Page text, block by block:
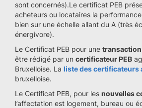
sont concernés).Le certificat PEB
acheteurs ou locataires la
bien sur une échelle allant du A (très
énergivore).
Le Certificat PEB pour une
être rédigé par un certificateur PEB
Bruxelloise. La liste des certificateurs
bruxelloise.
Le Certificat PEB, pour les nouvelles
l’affectation est logement, bureau ou